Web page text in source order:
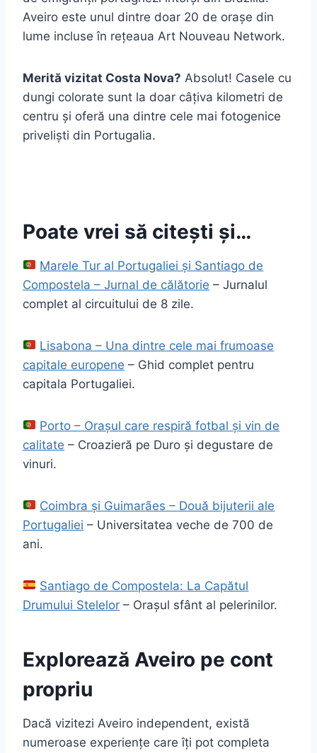
Aveiro este unul dintre doar 20 de orașe din
lume incluse în rețeaua Art Nouveau Network.
Merită vizitat Costa Nova? Absolut! Casele cu
dungi colorate sunt la doar câțiva kilometri de
centru și oferă una dintre cele mai fotogenice
priveliști din Portugalia.
Poate vrei să citești și…
Marele Tur al Portugaliei și Santiago de
Compostela – Jurnal de călătorie – Jurnalul
complet al circuitului de 8 zile.
Lisabona – Una dintre cele mai frumoase
capitale europene – Ghid complet pentru
capitala Portugaliei.
Porto – Orașul care respiră fotbal și vin de
calitate – Croazieră pe Duro și degustare de
vinuri.
Coimbra și Guimarães – Două bijuterii ale
Portugaliei – Universitatea veche de 700 de
ani.
Santiago de Compostela: La Capătul
Drumului Stelelor – Orașul sfânt al pelerinilor.
Explorează Aveiro pe cont
propriu
Dacă vizitezi Aveiro independent, există
numeroase experiențe care îți pot completa